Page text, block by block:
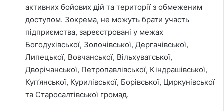
активних бойових дій та території з обмеженим
доступом. Зокрема, не можуть брати участь
підприємства, зареєстровані у межах
Богодухівської, Золочівської, Дергачівської,
Липецької, Вовчанської, Вільхуватської,
Дворічанської, Петропавлівської, Кіндрашівської,
Куп’янської, Курилівської, Борівської, Циркунівської
та Старосалтівської громад.